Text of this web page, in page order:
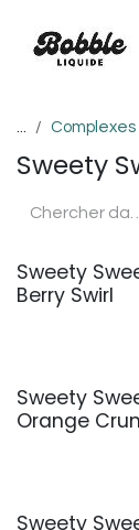
... Complexes
Sweety
Sweety
Berry Swirl
Sweety
Orange
Sweety